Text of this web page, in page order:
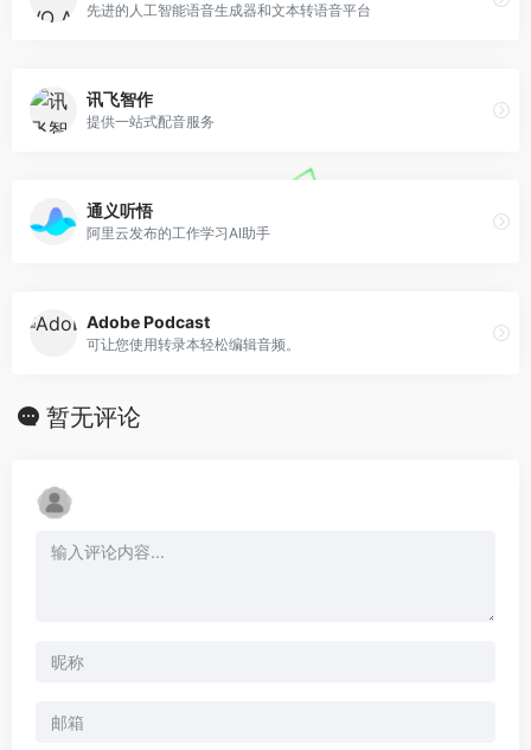
先进的人工智能语音生成器和文本转语音平台
讯飞智作
提供一站式配音服务
通义听悟
阿里云发布的工作学习AI助手
Adobe Podcast
可让您使用转录本轻松编辑音频。
暂无评论